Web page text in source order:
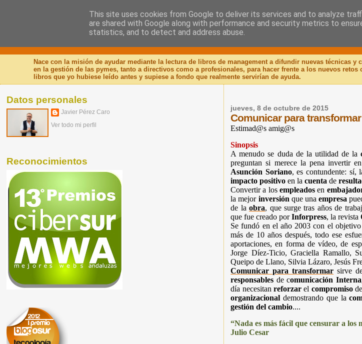
Nuevo Viernes - Nuevo Libro
Nace con la misión de ayudar mediante la lectura de libros de management a difundir nuevas técnicas
en la gestión de las pymes, tanto a directivos como a profesionales, para hacer frente a los nuevos
libros que yo hubiese leído antes y supiese a fondo que realmente servirían de ayuda.
jueves, 8 de octubre de 2015
Comunicar para transformar
Estimad@s amig@s
Sinopsis
A menudo se duda de la utilidad de la
preguntan si merece la pena invertir
Asunción Soriano, es contundente: sí,
impacto positivo en lacuenta de
Convertir a los empleadosen
la mejor inversión que unaempresa
de laobra, que surge tras años de
que fue creado porInforpress, la revista
Se fundó en el año 2003 con el
más de 10 años después, todo ese
aportaciones, en forma de vídeo, de
Jorge Díez-Ticio, Graciella Ramallo,
Queipo de Llano, Silvia Lázaro, Jesús
Comunicar para transformar sirve
responsables de comunicación Interna
día necesitanreforzar el compromiso
organizacional demostrando que la
gestión del cambio....
“Nada es más fácil que censurar a los
Julio Cesar
Datos personales
Javier Pérez Caro
Ver todo mi perfil
Reconocimientos
This site uses cookies from Google to deliver its services and to analyze
are shared with Google along with performance and security metrics to
statistics, and to detect and address abuse.